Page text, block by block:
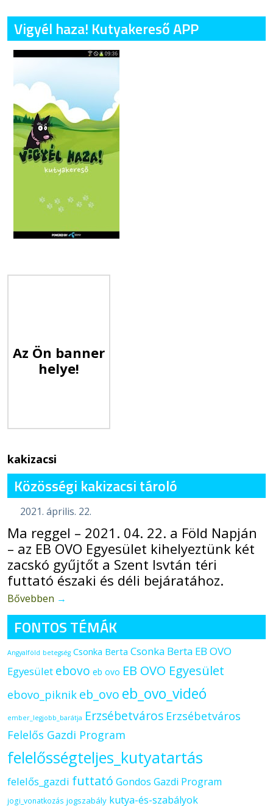
Vigyél haza! Kutyakereső APP
Az Ön banner
helye!
kakizacsi
Közösségi kakizacsi tároló
2021. április. 22.
Ma reggel – 2021. 04. 22. a Föld Napján
– az EB OVO Egyesület kihelyeztünk két
zacskó gyűjtőt a Szent Isvtán téri
futtató északi és déli bejáratához.
Bővebben →
FONTOS TÉMÁK
Angyalföld betegség Csonka Berta Csonka Berta EB OVO
Egyesület ebovo eb ovo EB OVO Egyesület
ebovo_piknik eb_ovo eb_ovo_videó
ember_legjobb_barátja Erzsébetváros Erzsébetváros
Felelős Gazdi Program
felelősségteljes_kutyatartás
felelős_gazdi futtató Gondos Gazdi Program
jogi_vonatkozás jogszabály kutya-és-szabályok